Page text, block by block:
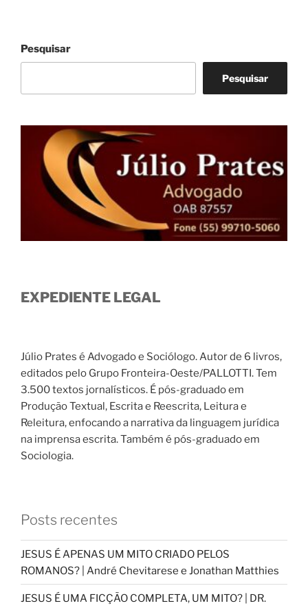
Pesquisar
Pesquisar
EXPEDIENTE LEGAL
Júlio Prates é Advogado e Sociólogo. Autor de 6 livros,
editados pelo Grupo Fronteira-Oeste/PALLOTTI. Tem
3.500 textos jornalísticos. É pós-graduado em
Produção Textual, Escrita e Reescrita, Leitura e
Releitura, enfocando a narrativa da linguagem jurídica
na imprensa escrita. Também é pós-graduado em
Sociologia.
Posts recentes
JESUS É APENAS UM MITO CRIADO PELOS
ROMANOS? | André Chevitarese e Jonathan Matthies
JESUS É UMA FICÇÃO COMPLETA, UM MITO? | DR.